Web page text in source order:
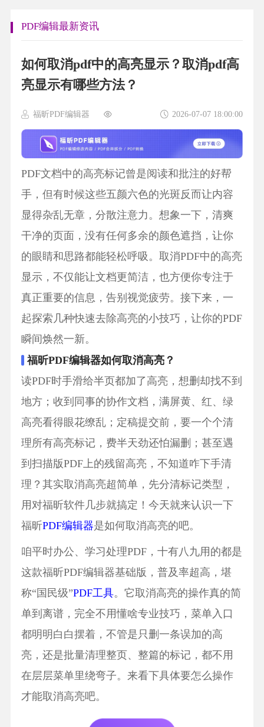
PDF编辑最新资讯
如何取消pdf中的高亮显示？取消pdf高
亮显示有哪些方法？
福昕PDF编辑器 2026-07-07 18:00:00
PDF文档中的高亮标记曾是阅读和批注的好帮
手，但有时候这些五颜六色的光斑反而让内容
显得杂乱无章，分散注意力。想象一下，清爽
干净的页面，没有任何多余的颜色遮挡，让你
的眼睛和思路都能轻松呼吸。取消PDF中的高亮
显示，不仅能让文档更简洁，也方便你专注于
真正重要的信息，告别视觉疲劳。接下来，一
起探索几种快速去除高亮的小技巧，让你的PDF
瞬间焕然一新。
福昕PDF编辑器如何取消高亮？
读PDF时手滑给半页都加了高亮，想删却找不到
地方；收到同事的协作文档，满屏黄、红、绿
高亮看得眼花缭乱；定稿提交前，要一个个清
理所有高亮标记，费半天劲还怕漏删；甚至遇
到扫描版PDF上的残留高亮，不知道咋下手清
理？其实取消高亮超简单，先分清标记类型，
用对福昕软件几步就搞定！今天就来认识一下
福昕PDF编辑器是如何取消高亮的吧。
咱平时办公、学习处理PDF，十有八九用的都是
这款福昕PDF编辑器基础版，普及率超高，堪
称“国民级”PDF工具。它取消高亮的操作真的简
单到离谱，完全不用懂啥专业技巧，菜单入口
都明明白白摆着，不管是只删一条误加的高
亮，还是批量清理整页、整篇的标记，都不用
在层层菜单里绕弯子。来看下具体要怎么操作
才能取消高亮吧。